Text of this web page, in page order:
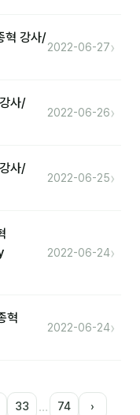
혁 강사/
2022-06-27›
사/
2022-06-26›
사/
2022-06-25›
2022-06-24›
혁
2022-06-24›
33 … 74 ›